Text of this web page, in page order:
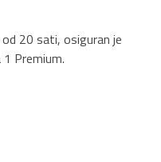
20 sati, osiguran je
Premium.